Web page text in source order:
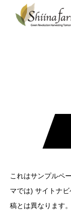
これはサンプルペ
マでは) サイトナ
稿とは異なります